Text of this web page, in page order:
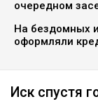
очередном
На бездомных
оформляли
Иск спустя